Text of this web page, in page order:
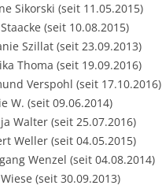
Sikorski (seit 11.05.2015)
(seit 10.08.2015)
Szillat (seit 23.09.2013)
Thoma (seit 19.09.2016)
Verspohl (seit 17.10.2016)
W. (seit 09.06.2014)
Walter (seit 25.07.2016)
Weller (seit 04.05.2015)
Wenzel (seit 04.08.2014)
Wiese (seit 30.09.2013)